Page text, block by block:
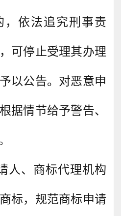
，依法追究刑事责
可停止受理其办理
以公告。对恶意申
据情节给予警告、
人、商标代理机构
标，规范商标申请